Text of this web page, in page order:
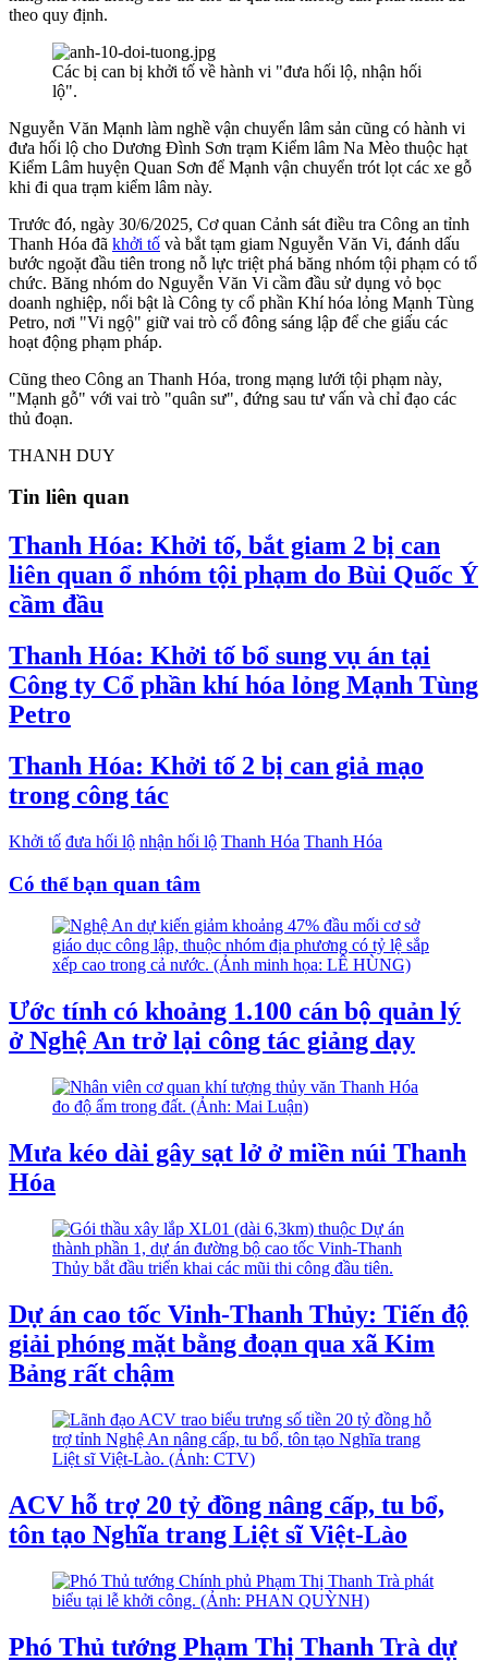
theo quy định.
Các bị can bị khởi tố về hành vi "đưa hối lộ, nhận hối
lộ".
Nguyễn Văn Mạnh làm nghề vận chuyển lâm sản cũng có hành vi
đưa hối lộ cho Dương Đình Sơn trạm Kiểm lâm Na Mèo thuộc hạt
Kiểm Lâm huyện Quan Sơn để Mạnh vận chuyển trót lọt các xe gỗ
khi đi qua trạm kiểm lâm này.
Trước đó, ngày 30/6/2025, Cơ quan Cảnh sát điều tra Công an tỉnh
Thanh Hóa đã khởi tố và bắt tạm giam Nguyễn Văn Vi, đánh dấu
bước ngoặt đầu tiên trong nỗ lực triệt phá băng nhóm tội phạm có tổ
chức. Băng nhóm do Nguyễn Văn Vi cầm đầu sử dụng vỏ bọc
doanh nghiệp, nổi bật là Công ty cổ phần Khí hóa lỏng Mạnh Tùng
Petro, nơi "Vi ngộ" giữ vai trò cổ đông sáng lập để che giấu các
hoạt động phạm pháp.
Cũng theo Công an Thanh Hóa, trong mạng lưới tội phạm này,
"Mạnh gỗ" với vai trò "quân sư", đứng sau tư vấn và chỉ đạo các
thủ đoạn.
THANH DUY
Tin liên quan
Thanh Hóa: Khởi tố, bắt giam 2 bị can
liên quan ổ nhóm tội phạm do Bùi Quốc Ý
cầm đầu
Thanh Hóa: Khởi tố bổ sung vụ án tại
Công ty Cổ phần khí hóa lỏng Mạnh Tùng
Petro
Thanh Hóa: Khởi tố 2 bị can giả mạo
trong công tác
Khởi tố đưa hối lộ nhận hối lộ Thanh Hóa Thanh Hóa
Có thể bạn quan tâm
Ước tính có khoảng 1.100 cán bộ quản lý
ở Nghệ An trở lại công tác giảng dạy
Mưa kéo dài gây sạt lở ở miền núi Thanh
Hóa
Dự án cao tốc Vinh-Thanh Thủy: Tiến độ
giải phóng mặt bằng đoạn qua xã Kim
Bảng rất chậm
ACV hỗ trợ 20 tỷ đồng nâng cấp, tu bổ,
tôn tạo Nghĩa trang Liệt sĩ Việt-Lào
Phó Thủ tướng Phạm Thị Thanh Trà dự